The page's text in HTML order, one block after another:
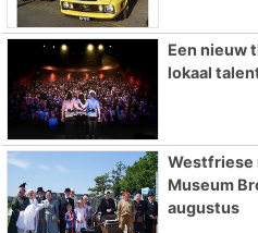
Een nieuw
lokaal
Westfriese
Museum
augustus